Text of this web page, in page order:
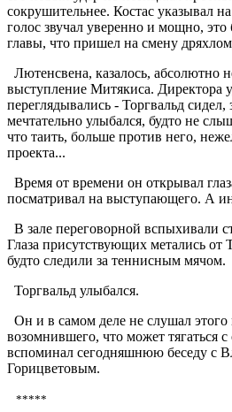
сокрушительнее. Костас указывал
голос звучал уверенно и мощно,
главы, что пришел на смену
Лютенсвена, казалось, абсолютно
выступление Митякиса. Директора
переглядывались - Торгвальд сидел,
мечтательно улыбался, будто не
что таить, больше против него,
проекта...
Время от времени он открывал
посматривал на выступающего. А
В зале переговорной вспыхивали
Глаза присутствующих метались от
будто следили за теннисным мячом.
Торгвальд улыбался.
Он и в самом деле не слушал этого
возомнившего, что может тягаться
вспоминал сегодняшнюю беседу с
Горицветовым.
*****